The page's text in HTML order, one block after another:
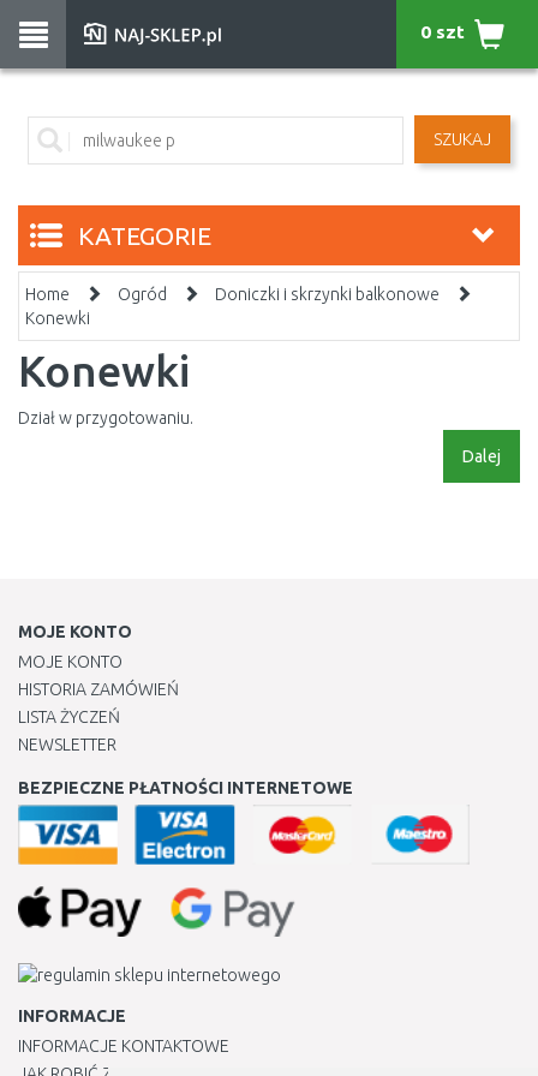
SZUKAJ
0 szt
KATEGORIE
Home Ogród
Doniczki i skrzynki balkonowe
Konewki
Konewki
Dział w przygotowaniu.
Dalej
MOJE KONTO
MOJE KONTO
HISTORIA ZAMÓWIEŃ
LISTA ŻYCZEŃ
NEWSLETTER
BEZPIECZNE PŁATNOŚCI INTERNETOWE
INFORMACJE
INFORMACJE KONTAKTOWE